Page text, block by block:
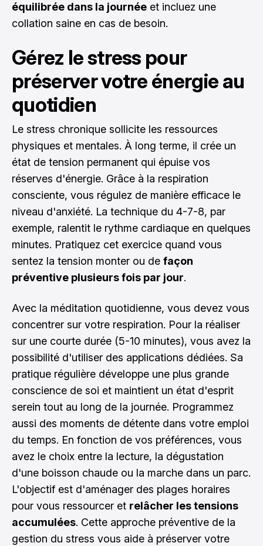
équilibrée dans la journée et incluez une
collation saine en cas de besoin.
Gérez le stress pour
préserver votre énergie au
quotidien
Le stress chronique sollicite les ressources
physiques et mentales. À long terme, il crée un
état de tension permanent qui épuise vos
réserves d'énergie. Grâce à la respiration
consciente, vous régulez de manière efficace le
niveau d'anxiété. La technique du 4-7-8, par
exemple, ralentit le rythme cardiaque en quelques
minutes. Pratiquez cet exercice quand vous
sentez la tension monter ou de façon
préventive plusieurs fois par jour.
Avec la méditation quotidienne, vous devez vous
concentrer sur votre respiration. Pour la réaliser
sur une courte durée (5-10 minutes), vous avez la
possibilité d'utiliser des applications dédiées. Sa
pratique régulière développe une plus grande
conscience de soi et maintient un état d'esprit
serein tout au long de la journée. Programmez
aussi des moments de détente dans votre emploi
du temps. En fonction de vos préférences, vous
avez le choix entre la lecture, la dégustation
d'une boisson chaude ou la marche dans un parc.
L'objectif est d'aménager des plages horaires
pour vous ressourcer et relâcher les tensions
accumulées. Cette approche préventive de la
gestion du stress vous aide à préserver votre